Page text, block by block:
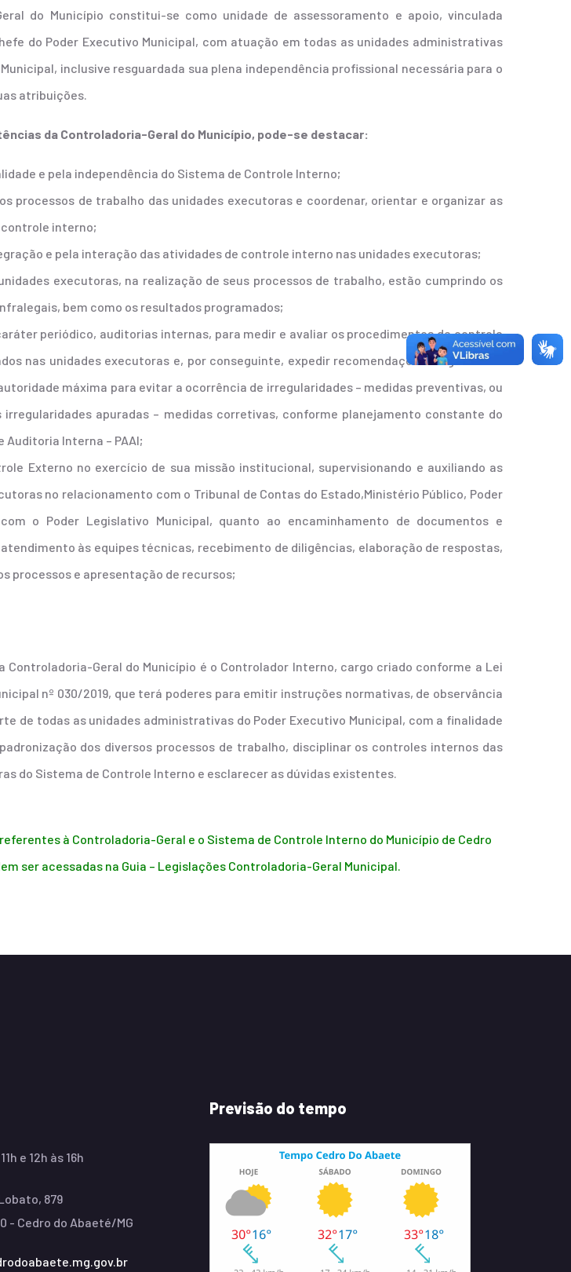
do Município constitui-se como unidade de assessoramento e apoio, vinculada
do Poder Executivo Municipal, com atuação em todas as unidades administrativas
inclusive resguardada sua plena independência profissional necessária para o
atribuições.
da Controladoria-Geral do Município, pode-se destacar:
e pela independência do Sistema de Controle Interno;
processos de trabalho das unidades executoras e coordenar, orientar e organizar as
interno;
e pela interação das atividades de controle interno nas unidades executoras;
executoras, na realização de seus processos de trabalho, estão cumprindo os
bem como os resultados programados;
periódico, auditorias internas, para medir e avaliar os procedimentos de controle
nas unidades executoras e, por conseguinte, expedir recomendações ao gestor da
máxima para evitar a ocorrência de irregularidades – medidas preventivas, ou
irregularidades apuradas – medidas corretivas, conforme planejamento constante do
Auditoria Interna – PAAI;
Externo no exercício de sua missão institucional, supervisionando e auxiliando as
no relacionamento com o Tribunal de Contas do Estado,Ministério Público, Poder
o Poder Legislativo Municipal, quanto ao encaminhamento de documentos e
às equipes técnicas, recebimento de diligências, elaboração de respostas,
processos e apresentação de recursos;
Controladoria-Geral do Município é o Controlador Interno, cargo criado conforme a Lei
nº 030/2019, que terá poderes para emitir instruções normativas, de observância
de todas as unidades administrativas do Poder Executivo Municipal, com a finalidade
dos diversos processos de trabalho, disciplinar os controles internos das
do Sistema de Controle Interno e esclarecer as dúvidas existentes.
à Controladoria-Geral e o Sistema de Controle Interno do Município de Cedro
ser acessadas na Guia – Legislações Controladoria-Geral Municipal.
e 12h às 16h
879
- Cedro do Abaeté/MG
Previsão do tempo